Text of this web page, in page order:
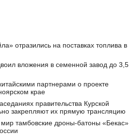
отразились на поставках топлива в
вложения в семенной завод до 3,5
партнерами о проекте
крае
правительства Курской
закрепляют их прямую трансляцию
тамбовские дроны-батоны «Бекас»